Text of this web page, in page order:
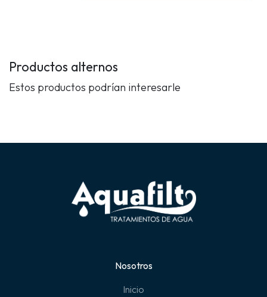
Productos alternos
Estos productos podrían interesarle
Nosotros
Inicio